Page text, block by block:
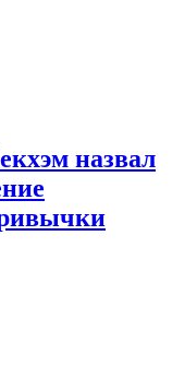
назвал